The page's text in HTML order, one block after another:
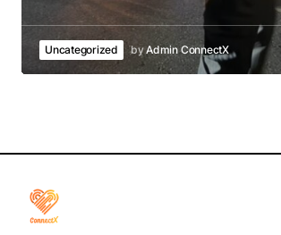
Uncategorized byAdmin ConnectX